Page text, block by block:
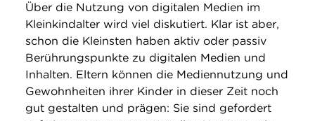
Über uns
Suche
Über die Nutzung von digitalen Medien im
Kleinkindalter wird viel diskutiert. Klar ist aber,
schon die Kleinsten haben aktiv oder passiv
Berührungspunkte zu digitalen Medien und
Inhalten. Eltern können die Mediennutzung und
Gewohnheiten ihrer Kinder in dieser Zeit noch
gut gestalten und prägen: Sie sind gefordert